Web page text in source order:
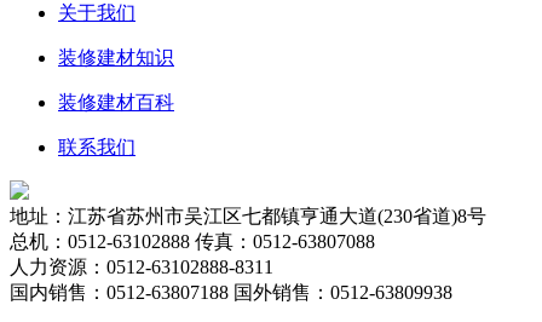
关于我们
装修建材知识
装修建材百科
联系我们
地址：江苏省苏州市吴江区七都镇亨通大道(230省道)8号
总机：0512-63102888 传真：0512-63807088
人力资源：0512-63102888-8311
国内销售：0512-63807188 国外销售：0512-63809938